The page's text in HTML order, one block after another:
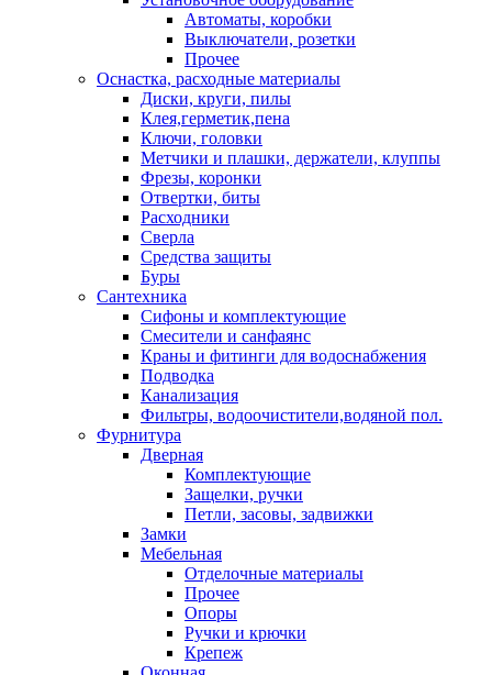
Автоматы, коробки
Выключатели, розетки
Прочее
Оснастка, расходные материалы
Диски, круги, пилы
Клея,герметик,пена
Ключи, головки
Метчики и плашки, держатели, клуппы
Фрезы, коронки
Отвертки, биты
Расходники
Сверла
Средства защиты
Буры
Сантехника
Сифоны и комплектующие
Смесители и санфаянс
Краны и фитинги для водоснабжения
Подводка
Канализация
Фильтры, водоочистители,водяной пол.
Фурнитура
Дверная
Комплектующие
Защелки, ручки
Петли, засовы, задвижки
Замки
Мебельная
Отделочные материалы
Прочее
Опоры
Ручки и крючки
Крепеж